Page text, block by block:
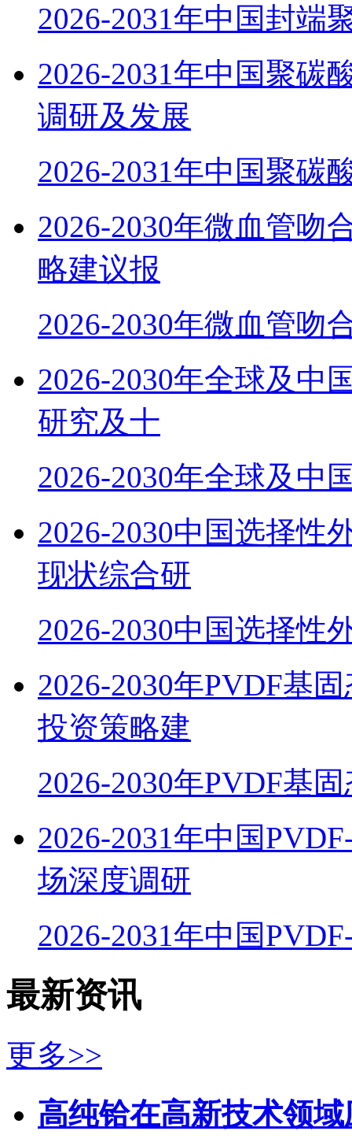
2026-2031年中国封端
2026-2031年中国聚碳
调研及发展
2026-2031年中国聚碳
2026-2030年微血管吻
略建议报
2026-2030年微血管吻
2026-2030年全球及中
研究及十
2026-2030年全球及中
2026-2030中国选择性
现状综合研
2026-2030中国选择性
2026-2030年PVDF基
投资策略建
2026-2030年PVDF基
2026-2031年中国
场深度调研
2026-2031年中国
最新资讯
更多>>
高纯铪在高新技术领